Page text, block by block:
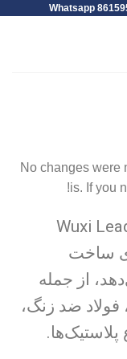
Whatsapp
``` No changes
is. If you
ساخت
از جمله
فولاد ضد زنگ،
پلاستیک‌ها.